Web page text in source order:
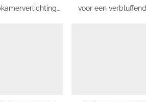
voor een